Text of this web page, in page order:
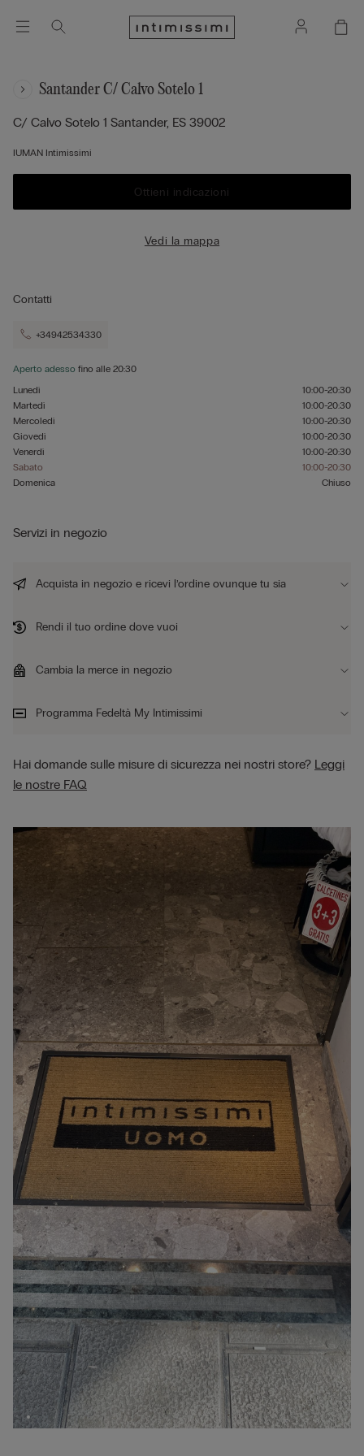
Santander C/ Calvo Sotelo 1
C/ Calvo Sotelo 1 Santander, ES 39002
IUMAN Intimissimi
Ottieni indicazioni
Vedi la mappa
Contatti
+34942534330
Aperto adesso fino alle 20:30
Lunedì
10:00-20:30
Martedì
10:00-20:30
Mercoledì
10:00-20:30
Giovedì
10:00-20:30
Venerdì
10:00-20:30
Sabato
10:00-20:30
Domenica
Chiuso
Servizi in negozio
Acquista in negozio e ricevi l’ordine ovunque tu sia
Rendi il tuo ordine dove vuoi
Cambia la merce in negozio
Programma Fedeltà My Intimissimi
Hai domande sulle misure di sicurezza nei nostri store? Leggi
le nostre FAQ